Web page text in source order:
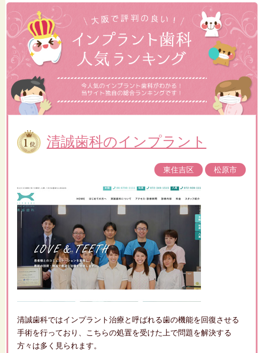
清誠歯科のインプラント
東住吉区 松原市
清誠歯科ではインプラント治療と呼ばれる歯の機能を回復させる
手術を行っており、こちらの処置を受けた上で問題を解決する
方々は多く見られます。